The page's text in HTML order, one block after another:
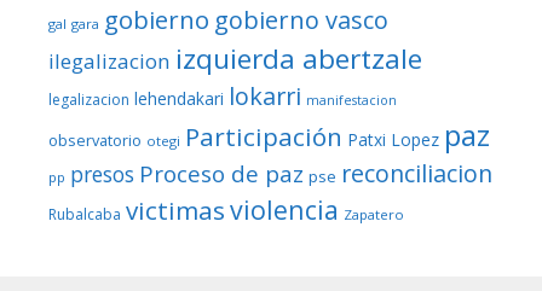
gal gara gobierno gobierno vasco
ilegalizacion izquierda abertzale
legalizacion lehendakari lokarri manifestacion
observatorio otegi Participación Patxi Lopez paz
pp presos Proceso de paz pse reconciliacion
Rubalcaba victimasviolencia Zapatero